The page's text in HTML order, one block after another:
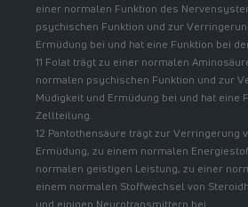
einer normalen Funktion des
psychischen Funktion und zur
Ermüdung bei und hat eine Funktion bei
11 Folat trägt zu einer normalen
normalen psychischen Funktion und zur
Müdigkeit und Ermüdung bei und hat eine
Zellteilung.
12 Pantothensäure trägt zur Verringerung
Ermüdung, zu einem normalen
normalen geistigen Leistung, zu einer
einem normalen Stoffwechsel von